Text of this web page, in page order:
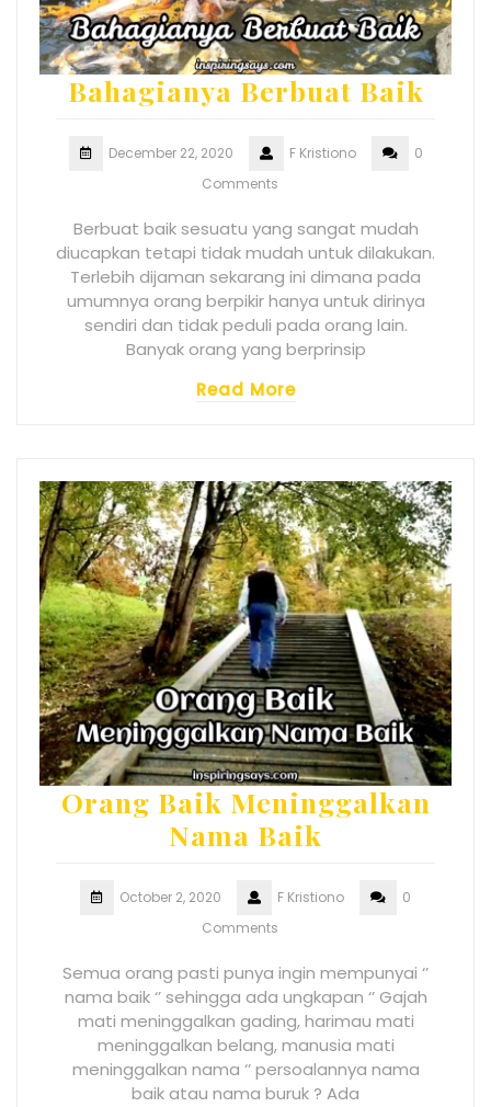
Bahagianya Berbuat Baik
December 22, 2020 F Kristiono
0
Comments
Berbuat baik sesuatu yang sangat mudah
diucapkan tetapi tidak mudah untuk dilakukan.
Terlebih dijaman sekarang ini dimana pada
umumnya orang berpikir hanya untuk dirinya
sendiri dan tidak peduli pada orang lain.
Banyak orang yang berprinsip
Read More
Orang Baik Meninggalkan
Nama Baik
October 2, 2020 F Kristiono
0
Comments
Semua orang pasti punya ingin mempunyai ‘’
nama baik ‘’ sehingga ada ungkapan ‘’ Gajah
mati meninggalkan gading, harimau mati
meninggalkan belang, manusia mati
meninggalkan nama ‘’ persoalannya nama
baik atau nama buruk ? Ada